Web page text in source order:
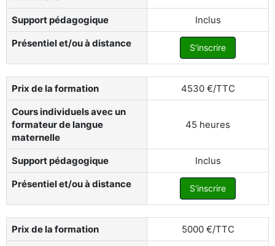
Support pédagogique
Inclus
Présentiel et/ou à distance
S'inscrire
Prix de la formation
4530 €/TTC
Cours individuels avec un
formateur de langue
maternelle
45 heures
Support pédagogique
Inclus
Présentiel et/ou à distance
S'inscrire
Prix de la formation
5000 €/TTC